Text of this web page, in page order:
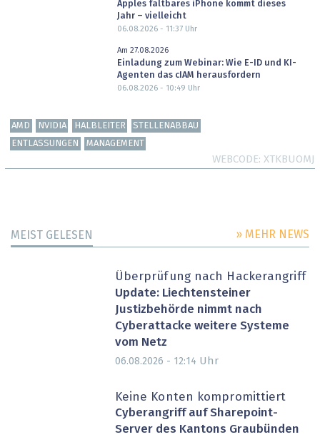
Apples faltbares iPhone kommt dieses
Jahr – vielleicht
06.08.2026 - 11:37Uhr
Am 27.08.2026
Einladung zum Webinar: Wie E-ID und KI-
Agenten das cIAM herausfordern
06.08.2026 - 10:49 Uhr
AMD NVIDIA HALBLEITER
STELLENABBAU
ENTLASSUNGEN
MANAGEMENT
WEBCODE XTKBUOMJ
MEIST GELESEN » MEHR NEWS
Überprüfung nach Hackerangriff
Update: Liechtensteiner
Justizbehörde nimmt nach
Cyberattacke weitere Systeme
vom Netz
06.08.2026 - 12:14 Uhr
Keine Konten kompromittiert
Cyberangriff auf Sharepoint-
Server des Kantons Graubünden